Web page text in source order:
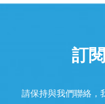
訂
請保持與我們聯絡，